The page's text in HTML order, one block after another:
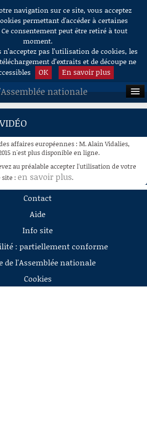
navigation sur ce site, vous acceptez
permettant d'accéder à certaines
consentement peut être retiré à tout
moment.
n’acceptez pas l’utilisation de cookies, les
d’extraits et de découpe ne
OK En savoir plus
nationale
affaires européennes : M. Alain Vidalies,
n'est plus disponible en ligne.
au préalable accepter l'utilisation de votre
: en savoir plus.
Contact
Aide
Info site
: partiellement conforme
de l'Assemblée nationale
Cookies